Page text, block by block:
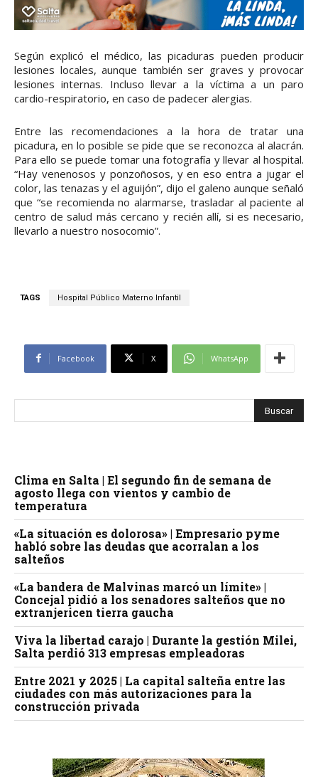
Según explicó el médico, las picaduras pueden producir
lesiones locales, aunque también ser graves y provocar
lesiones internas. Incluso llevar a la víctima a un paro
cardio-respiratorio, en caso de padecer alergias.
Entre las recomendaciones a la hora de tratar una
picadura, en lo posible se pide que se reconozca al alacrán.
Para ello se puede tomar una fotografía y llevar al hospital.
“Hay venenosos y ponzoñosos, y en eso entra a jugar el
color, las tenazas y el aguijón”, dijo el galeno aunque señaló
que “se recomienda no alarmarse, trasladar al paciente al
centro de salud más cercano y recién allí, si es necesario,
llevarlo a nuestro nosocomio”.
TAGS Hospital Público Materno Infantil
Facebook X WhatsApp
Clima en Salta | El segundo fin de semana de
agosto llega con vientos y cambio de
temperatura
«La situación es dolorosa» | Empresario pyme
habló sobre las deudas que acorralan a los
salteños
«La bandera de Malvinas marcó un límite» |
Concejal pidió a los senadores salteños que no
extranjericen tierra gaucha
Viva la libertad carajo | Durante la gestión Milei,
Salta perdió 313 empresas empleadoras
Entre 2021 y 2025 | La capital salteña entre las
ciudades con más autorizaciones para la
construcción privada